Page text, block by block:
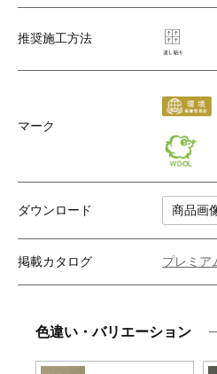
推奨施工方法
マーク
ダウンロード 商品画
掲載カタログ プレミア
色違い・バリエーション